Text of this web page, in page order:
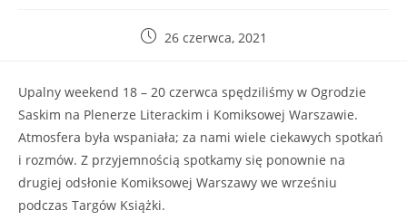
26 czerwca, 2021
Upalny weekend 18 – 20 czerwca spędziliśmy w Ogrodzie
Saskim na Plenerze Literackim i Komiksowej Warszawie.
Atmosfera była wspaniała; za nami wiele ciekawych spotkań
i rozmów. Z przyjemnością spotkamy się ponownie na
drugiej odsłonie Komiksowej Warszawy we wrześniu
podczas Targów Książki.